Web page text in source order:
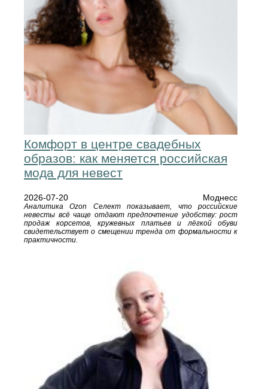
Комфорт в центре свадебных
образов: как меняется российская
мода для невест
2026-07-20 Моднесс
Аналитика Ozon Селект показывает, что российские
невесты всё чаще отдают предпочтение удобству: рост
продаж корсетов, кружевных платьев и лёгкой обуви
свидетельствует о смещении тренда от формальности к
практичности.